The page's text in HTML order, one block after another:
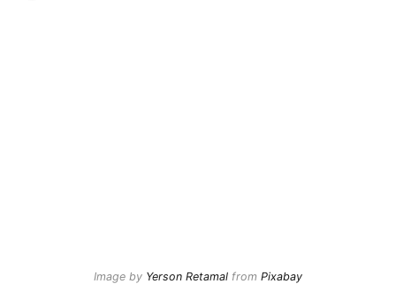
Image by Yerson Retamal from Pixabay